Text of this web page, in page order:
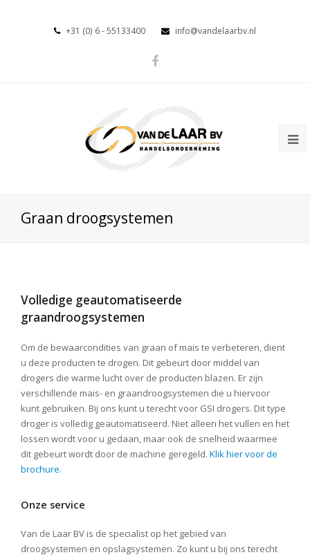
+31 (0) 6 - 55133400 info@vandelaarbv.nl
Graan droogsystemen
Volledige geautomatiseerde
graandroogsystemen
Om de bewaarcondities van graan of mais te verbeteren, dient
u deze producten te drogen. Dit gebeurt door middel van
drogers die warme lucht over de producten blazen. Er zijn
verschillende mais- en graandroogsystemen die u hiervoor
kunt gebruiken. Bij ons kunt u terecht voor GSI drogers. Dit type
droger is volledig geautomatiseerd. Niet alleen het vullen en het
lossen wordt voor u gedaan, maar ook de snelheid waarmee
dit gebeurt wordt door de machine geregeld. Klik hier voor de
brochure.
Onze service
Van de Laar BV is de specialist op het gebied van
droogsystemen en opslagsystemen. Zo kunt u bij ons terecht